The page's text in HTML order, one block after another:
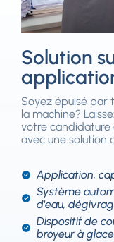
Solution
Soyez épuisé
la machine?
votre candidature
avec une solution
Application,
Système
d'eau,
Dispositif de
broyeur à